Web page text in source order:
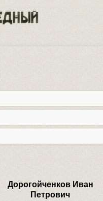
Дорогойченков Иван
Петрович